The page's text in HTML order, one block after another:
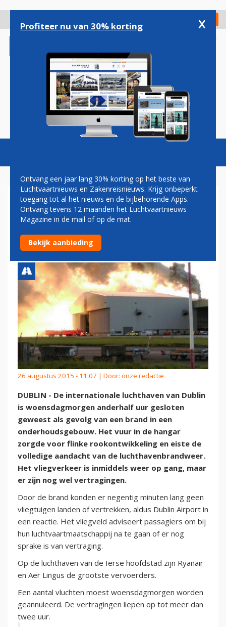
gaan
Check in
Magazine Podcasts Vacatures
VERTRAGINGEN
LUCHTHAVEN DUBLIN NA
BRAND IN HANGAR
26 augustus 2015 - 11:07 | Door: onze redactie
DUBLIN - De internationale luchthaven van Dublin
is woensdagmorgen anderhalf uur gesloten
geweest als gevolg van een brand in een
onderhoudsgebouw. Het vuur in de hangar
zorgde voor flinke rookontwikkeling en eiste de
volledige aandacht van de luchthavenbrandweer.
Het vliegverkeer is inmiddels weer op gang, maar
er zijn nog wel vertragingen.
Door de brand konden er negentig minuten lang geen
vliegtuigen landen of vertrekken, aldus Dublin Airport in
een reactie. Het vliegveld adviseert passagiers om bij
hun luchtvaartmaatschappij na te gaan of er nog
sprake is van vertraging.
Op de luchthaven van de Ierse hoofdstad zijn Ryanair
en Aer Lingus de grootste vervoerders.
Een aantal vluchten moest woensdagmorgen worden
geannuleerd. De vertragingen liepen op tot meer dan
twee uur.
Profiteer nu van 30% korting x
Ontvang een jaar lang 30% korting op het beste van
Luchtvaartnieuws en Zakenreisnieuws. Krijg onbeperkt
toegang tot al het nieuws en de bijbehorende Apps.
Ontvang tevens 12 maanden het Luchtvaartnieuws
Magazine in de mail of op de mat.
Bekijk aanbieding